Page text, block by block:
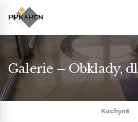
Galerie – Obklady,
Kuchyně